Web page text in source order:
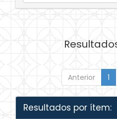
Anterior 1
Resultados por ítem: